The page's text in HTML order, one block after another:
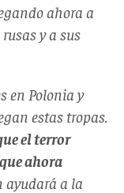
ahora a
y a sus
en Polonia y
estas tropas.
el terror
ahora
ayudará a la